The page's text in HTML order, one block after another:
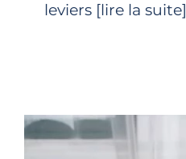
leviers [lire la suite]